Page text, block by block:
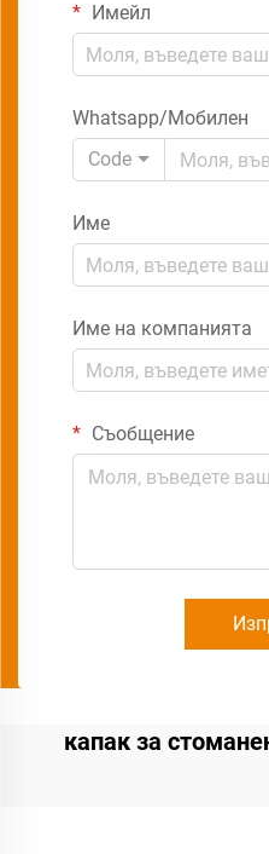
Имейл
Whatsapp/Мобилен
Code
Име
Име на компанията
Съобщение
капак за